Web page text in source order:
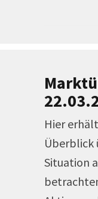
Hier
Überblick
Situation